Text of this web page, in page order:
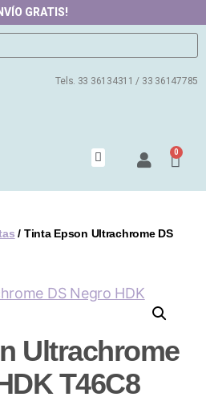
GRATIS!
Tels. 33 36134311 / 33 36147785
0
/ Tinta Epson Ultrachrome DS
Ultrachrome
T46C8